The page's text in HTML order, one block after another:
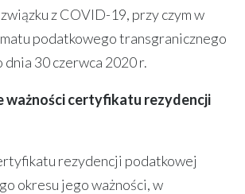
z COVID-19, przy czym w
podatkowego transgranicznego
dnia 30 czerwca 2020 r.
ważności certyfikatu rezydencji
rezydencji podatkowej
okresu jego ważności, w